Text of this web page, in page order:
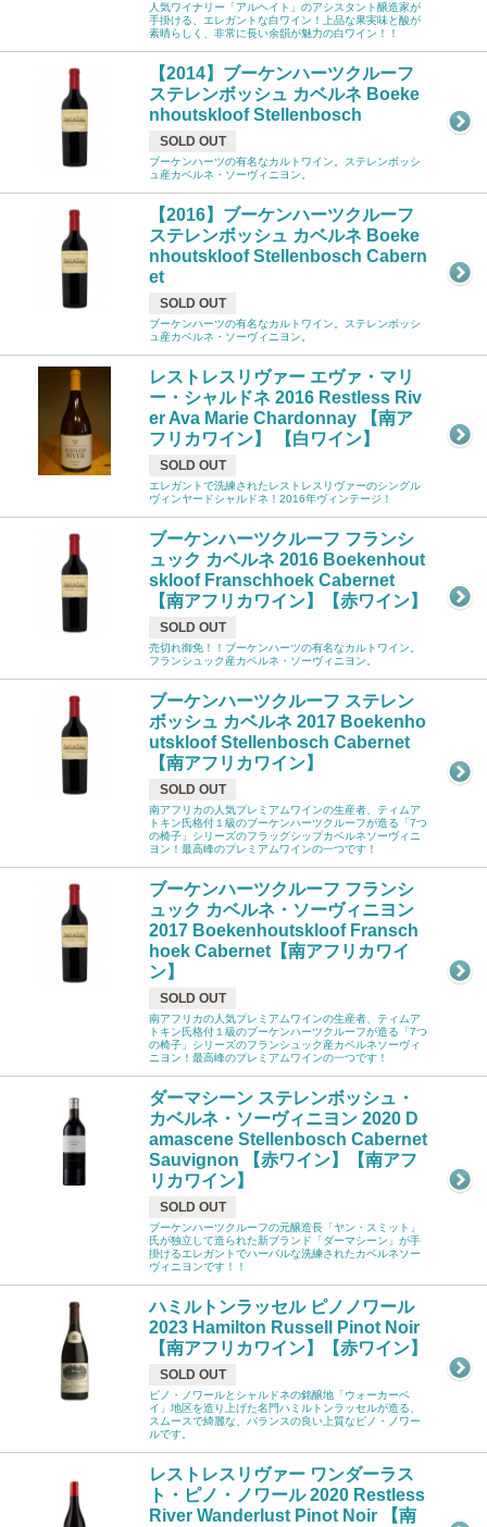
人気ワイナリー「アルヘイト」のアシスタント醸造家が
手掛ける、エレガントな白ワイン！上品な果実味と酸が
素晴らしく、非常に長い余韻が魅力の白ワイン！！
【2014】ブーケンハーツクルーフ
ステレンボッシュ カベルネ Boeke
nhoutskloof Stellenbosch
SOLD OUT
ブーケンハーツの有名なカルトワイン。ステレンボッシ
ュ産カベルネ・ソーヴィニヨン。
【2016】ブーケンハーツクルーフ
ステレンボッシュ カベルネ Boeke
nhoutskloof Stellenbosch Cabern
et
SOLD OUT
ブーケンハーツの有名なカルトワイン。ステレンボッシ
ュ産カベルネ・ソーヴィニヨン。
レストレスリヴァー エヴァ・マリ
ー・シャルドネ 2016 Restless Riv
er Ava Marie Chardonnay 【南ア
フリカワイン】 【白ワイン】
SOLD OUT
エレガントで洗練されたレストレスリヴァーのシングル
ヴィンヤードシャルドネ！2016年ヴィンテージ！
ブーケンハーツクルーフ フランシ
ュック カベルネ 2016 Boekenhout
skloof Franschhoek Cabernet
【南アフリカワイン】【赤ワイン】
SOLD OUT
売切れ御免！！ブーケンハーツの有名なカルトワイン。
フランシュック産カベルネ・ソーヴィニヨン。
ブーケンハーツクルーフ ステレン
ボッシュ カベルネ 2017 Boekenho
utskloof Stellenbosch Cabernet
【南アフリカワイン】
SOLD OUT
南アフリカの人気プレミアムワインの生産者、ティムア
トキン氏格付１級のブーケンハーツクルーフが造る「7つ
の椅子」シリーズのフラッグシップカベルネソーヴィニ
ヨン！最高峰のプレミアムワインの一つです！
ブーケンハーツクルーフ フランシ
ュック カベルネ・ソーヴィニヨン
2017 Boekenhoutskloof Fransch
hoek Cabernet【南アフリカワイ
ン】
SOLD OUT
南アフリカの人気プレミアムワインの生産者、ティムア
トキン氏格付１級のブーケンハーツクルーフが造る「7つ
の椅子」シリーズのフランシュック産カベルネソーヴィ
ニヨン！最高峰のプレミアムワインの一つです！
ダーマシーン ステレンボッシュ・
カベルネ・ソーヴィニヨン 2020 D
amascene Stellenbosch Cabernet
Sauvignon 【赤ワイン】【南アフ
リカワイン】
SOLD OUT
ブーケンハーツクルーフの元醸造長「ヤン・スミット」
氏が独立して造られた新ブランド「ダーマシーン」が手
掛けるエレガントでハーバルな洗練されたカベルネソー
ヴィニヨンです！！
ハミルトンラッセル ピノノワール
2023 Hamilton Russell Pinot Noir
【南アフリカワイン】【赤ワイン】
SOLD OUT
ピノ・ノワールとシャルドネの銘醸地「ウォーカーベ
イ」地区を造り上げた名門ハミルトンラッセルが造る、
スムースで綺麗な、バランスの良い上質なピノ・ノワー
ルです。
レストレスリヴァー ワンダーラス
ト・ピノ・ノワール 2020 Restless
River Wanderlust Pinot Noir 【南